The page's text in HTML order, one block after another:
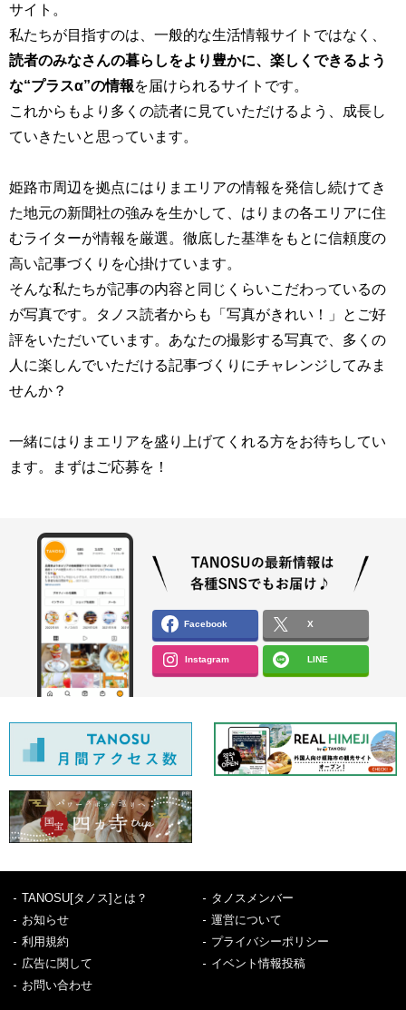
サイト。
私たちが目指すのは、一般的な生活情報サイトではなく、
読者のみなさんの暮らしをより豊かに、楽しくできるよう
な“プラスα”の情報を届けられるサイトです。
これからもより多くの読者に見ていただけるよう、成長し
ていきたいと思っています。
姫路市周辺を拠点にはりまエリアの情報を発信し続けてき
た地元の新聞社の強みを生かして、はりまの各エリアに住
むライターが情報を厳選。徹底した基準をもとに信頼度の
高い記事づくりを心掛けています。
そんな私たちが記事の内容と同じくらいこだわっているの
が写真です。タノス読者からも「写真がきれい！」とご好
評をいただいています。あなたの撮影する写真で、多くの
人に楽しんでいただける記事づくりにチャレンジしてみま
せんか？
一緒にはりまエリアを盛り上げてくれる方をお待ちしてい
ます。まずはご応募を！
Facebook X
Instagram LINE
TANOSU[タノス]とは？
タノスメンバー
お知らせ
運営について
利用規約
プライバシーポリシー
広告に関して
イベント情報投稿
お問い合わせ